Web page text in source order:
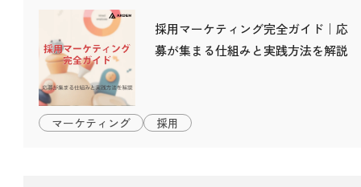
採用マーケティング完全ガイド｜応
募が集まる仕組みと実践方法を解説
マーケティング 採用